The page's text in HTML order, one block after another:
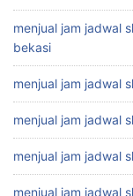
menjual jam jadwal
bekasi
menjual jam jadwal
menjual jam jadwal
menjual jam jadwal
menjual jam jadwal